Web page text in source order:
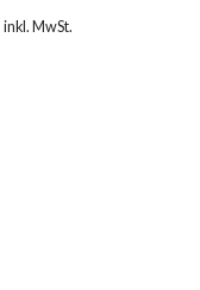
inkl. MwSt.